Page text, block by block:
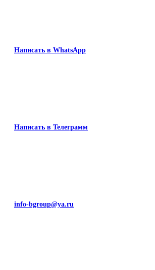
Написать в WhatsApp
Написать в Телеграмм
info-bgroup@ya.ru